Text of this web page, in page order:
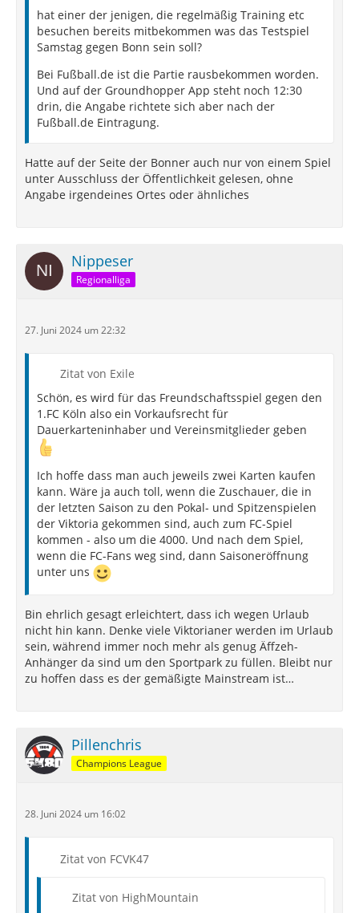
hat einer der jenigen, die regelmäßig Training etc
besuchen bereits mitbekommen was das Testspiel
Samstag gegen Bonn sein soll?
Bei Fußball.de ist die Partie rausbekommen worden.
Und auf der Groundhopper App steht noch 12:30
drin, die Angabe richtete sich aber nach der
Fußball.de Eintragung.
Hatte auf der Seite der Bonner auch nur von einem Spiel
unter Ausschluss der Öffentlichkeit gelesen, ohne
Angabe irgendeines Ortes oder ähnliches
Nippeser
Regionalliga
27. Juni 2024 um 22:32
Zitat von Exile
Schön, es wird für das Freundschaftsspiel gegen den
1.FC Köln also ein Vorkaufsrecht für
Dauerkarteninhaber und Vereinsmitglieder geben
Ich hoffe dass man auch jeweils zwei Karten kaufen
kann. Wäre ja auch toll, wenn die Zuschauer, die in
der letzten Saison zu den Pokal- und Spitzenspielen
der Viktoria gekommen sind, auch zum FC-Spiel
kommen - also um die 4000. Und nach dem Spiel,
wenn die FC-Fans weg sind, dann Saisoneröffnung
unter uns
Bin ehrlich gesagt erleichtert, dass ich wegen Urlaub
nicht hin kann. Denke viele Viktorianer werden im Urlaub
sein, während immer noch mehr als genug Äffzeh-
Anhänger da sind um den Sportpark zu füllen. Bleibt nur
zu hoffen dass es der gemäßigte Mainstream ist…
Pillenchris
Champions League
28. Juni 2024 um 16:02
Zitat von FCVK47
Zitat von HighMountain